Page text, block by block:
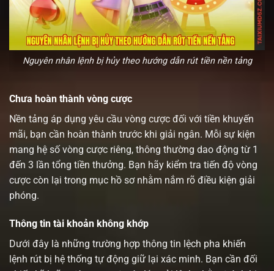
Nguyên nhân lệnh bị hủy theo hướng dẫn rút tiền nền tảng
Chưa hoàn thành vòng cược
Nền tảng áp dụng yêu cầu vòng cược đối với tiền khuyến
mãi, bạn cần hoàn thành trước khi giải ngân. Mỗi sự kiện
mang hệ số vòng cược riêng, thông thường dao động từ 1
đến 3 lần tổng tiền thưởng. Bạn hãy kiểm tra tiến độ vòng
cược còn lại trong mục hồ sơ nhằm nắm rõ điều kiện giải
phóng.
Thông tin tài khoản không khớp
Dưới đây là những trường hợp thông tin lệch pha khiến
lệnh rút bị hệ thống tự động giữ lại xác minh. Bạn cần đối